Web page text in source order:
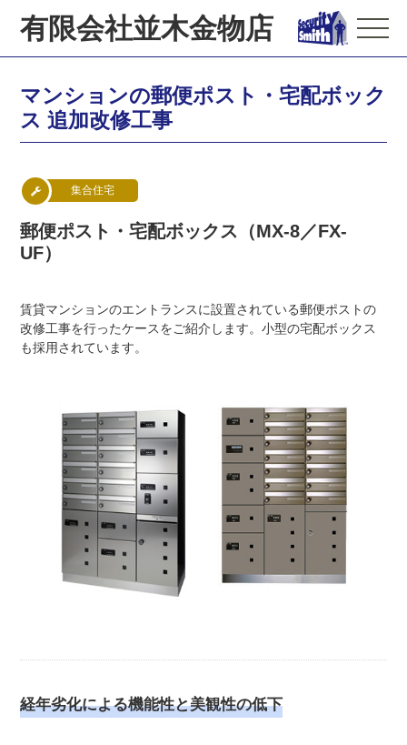
有限会社並木金物店
マンションの郵便ポスト・宅配ボック
ス 追加改修工事
集合住宅
郵便ポスト・宅配ボックス（MX-8／FX-
UF）
賃貸マンションのエントランスに設置されている郵便ポストの
改修工事を行ったケースをご紹介します。小型の宅配ボックス
も採用されています。
経年劣化による機能性と美観性の低下